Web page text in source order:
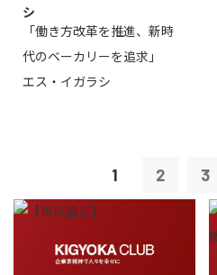
シ
「働き方改革を推進、新時
代のベーカリーを追求」
エス・イガラシ
1 2 3